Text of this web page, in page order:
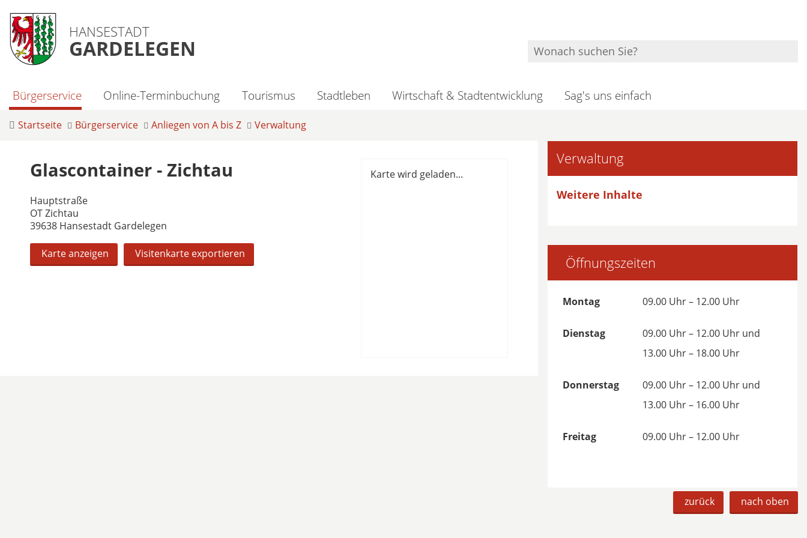
HANSESTADT
GARDELEGEN
Bürgerservice Online-Terminbuchung Tourismus Stadtleben Wirtschaft & Stadtentwicklung Sag's uns einfach
Startseite Bürgerservice Anliegen von A bis Z Verwaltung
Glascontainer - Zichtau
Hauptstraße
OT Zichtau
39638 Hansestadt Gardelegen
Karte anzeigen Visitenkarte exportieren
Karte wird geladen...
Verwaltung
Weitere Inhalte
Öffnungszeiten
Montag 09.00 Uhr – 12.00 Uhr
Dienstag
09.00 Uhr – 12.00 Uhr und
13.00 Uhr – 18.00 Uhr
Donnerstag
09.00 Uhr – 12.00 Uhr und
13.00 Uhr – 16.00 Uhr
Freitag 09.00 Uhr – 12.00 Uhr
zurück nach oben